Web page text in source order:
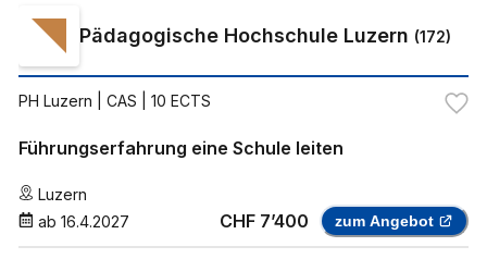
Pädagogische Hochschule Luzern (172)
PH Luzern | CAS | 10 ECTS
Führungserfahrung eine Schule leiten
Luzern
ab 16.4.2027 CHF 7’400 zum Angebot